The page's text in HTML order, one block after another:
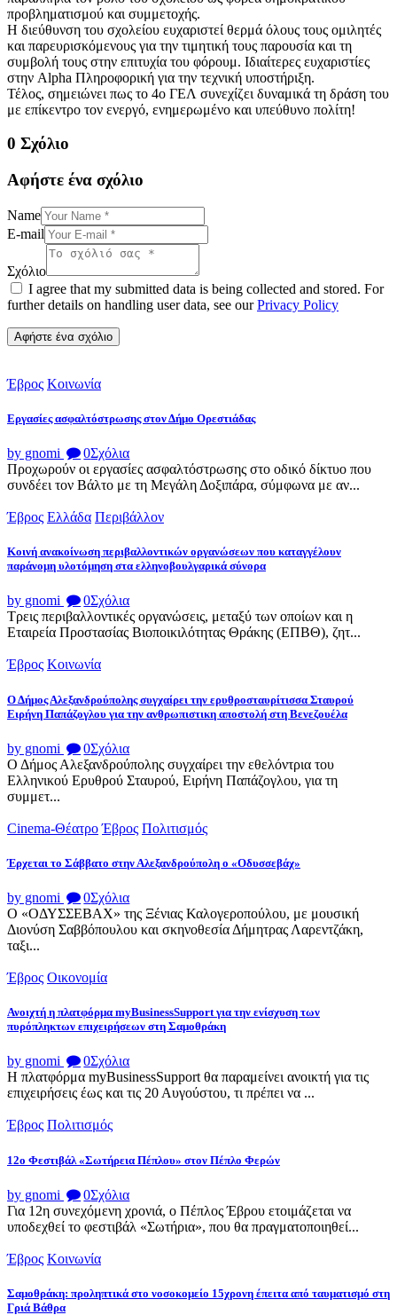
προβληματισμού και συμμετοχής.
Η διεύθυνση του σχολείου ευχαριστεί θερμά όλους τους ομιλητές
και παρευρισκόμενους για την τιμητική τους παρουσία και τη
συμβολή τους στην επιτυχία του φόρουμ. Ιδιαίτερες ευχαριστίες
στην Alpha Πληροφορική για την τεχνική υποστήριξη.
Τέλος, σημειώνει πως το 4ο ΓΕΛ συνεχίζει δυναμικά τη δράση του
με επίκεντρο τον ενεργό, ενημερωμένο και υπεύθυνο πολίτη!
0 Σχόλιο
Αφήστε ένα σχόλιο
Name
E-mail
Σχόλιο
I agree that my submitted data is being collected and stored. For
further details on handling user data, see ourPrivacy Policy
Έβρος Κοινωνία
Εργασίες ασφαλτόστρωσης στον Δήμο Ορεστιάδας
by gnomi 0Σχόλια
Προχωρούν οι εργασίες ασφαλτόστρωσης στο οδικό δίκτυο που
συνδέει τον Βάλτο με τη Μεγάλη Δοξιπάρα, σύμφωνα με αν...
Έβρος Ελλάδα Περιβάλλον
Κοινή ανακοίνωση περιβαλλοντικών οργανώσεων που καταγγέλουν
παράνομη υλοτόμηση στα ελληνοβουλγαρικά σύνορα
by gnomi 0Σχόλια
Τρεις περιβαλλοντικές οργανώσεις, μεταξύ των οποίων και η
Εταιρεία Προστασίας Βιοποικιλότητας Θράκης (ΕΠΒΘ), ζητ...
Έβρος Κοινωνία
Ο Δήμος Αλεξανδρούπολης συγχαίρει την ερυθροσταυρίτισσα Σταυρού
Ειρήνη Παπάζογλου για την ανθρωπιστικη αποστολή στη Βενεζουέλα
by gnomi 0Σχόλια
Ο Δήμος Αλεξανδρούπολης συγχαίρει την εθελόντρια του
Ελληνικού Ερυθρού Σταυρού, Ειρήνη Παπάζογλου, για τη
συμμετ...
Cinema-Θέατρο Έβρος Πολιτισμός
Έρχεται το Σάββατο στην Αλεξανδρούπολη ο «Οδυσσεβάχ»
by gnomi 0Σχόλια
Ο «ΟΔΥΣΣΕΒΑΧ» της Ξένιας Καλογεροπούλου, με μουσική
Διονύση Σαββόπουλου και σκηνοθεσία Δήμητρας Λαρεντζάκη,
ταξι...
Έβρος Οικονομία
Ανοιχτή η πλατφόρμα myBusinessSupport για την ενίσχυση των
πυρόπληκτων επιχειρήσεων στη Σαμοθράκη
by gnomi 0Σχόλια
Η πλατφόρμα myBusinessSupport θα παραμείνει ανοικτή για τις
επιχειρήσεις έως και τις 20 Αυγούστου, τι πρέπει να ...
Έβρος Πολιτισμός
12ο Φεστιβάλ «Σωτήρεια Πέπλου» στον Πέπλο Φερών
by gnomi 0Σχόλια
Για 12η συνεχόμενη χρονιά, ο Πέπλος Έβρου ετοιμάζεται να
υποδεχθεί το φεστιβάλ «Σωτήρια», που θα πραγματοποιηθεί...
Έβρος Κοινωνία
Σαμοθράκη: προληπτικά στο νοσοκομείο 15χρονη έπειτα από ταυματισμό στη
Γριά Βάθρα